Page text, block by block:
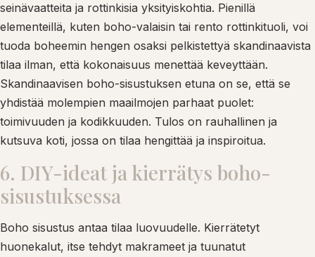
seinävaatteita ja rottinkisia yksityiskohtia. Pienillä
elementeillä, kuten boho-valaisin tai rento rottinkituoli, voi
tuoda boheemin hengen osaksi pelkistettyä skandinaavista
tilaa ilman, että kokonaisuus menettää keveyttään.
Skandinaavisen boho-sisustuksen etuna on se, että se
yhdistää molempien maailmojen parhaat puolet:
toimivuuden ja kodikkuuden. Tulos on rauhallinen ja
kutsuva koti, jossa on tilaa hengittää ja inspiroitua.
6. DIY-ideat ja kierrätys boho-
sisustuksessa
Boho sisustus antaa tilaa luovuudelle. Kierrätetyt
huonekalut, itse tehdyt makrameet ja tuunatut